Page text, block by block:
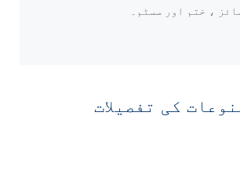
، ختم اور سسٹم۔
کی تفصیلات